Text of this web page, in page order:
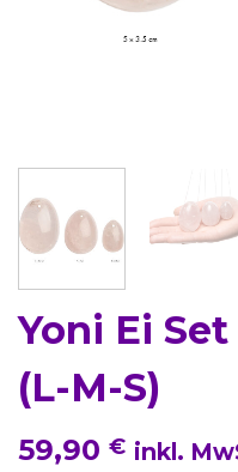
Yoni Ei
(L-M-S)
59,90 € inkl.